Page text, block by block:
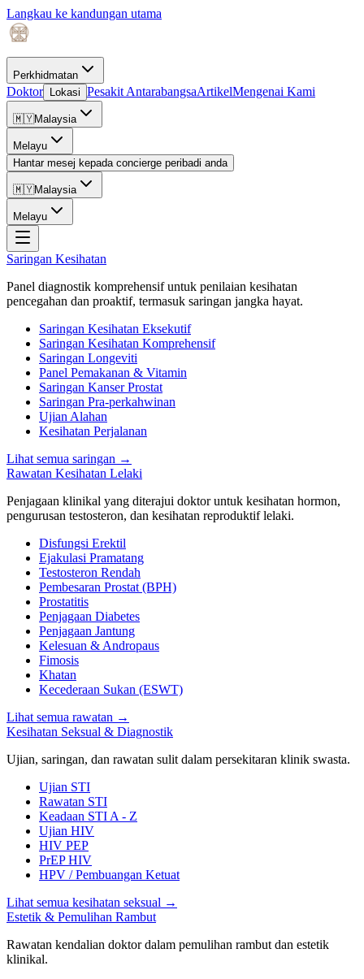
Langkau ke kandungan utama
Perkhidmatan
Doktor Lokasi Pesakit AntarabangsaArtikelMengenai Kami
🇲🇾Malaysia
Melayu
Hantar mesej kepada concierge peribadi anda
🇲🇾Malaysia
Melayu
Saringan Kesihatan
Panel diagnostik komprehensif untuk penilaian kesihatan
pencegahan dan proaktif, termasuk saringan jangka hayat.
Saringan Kesihatan Eksekutif
Saringan Kesihatan Komprehensif
Saringan Longeviti
Panel Pemakanan & Vitamin
Saringan Kanser Prostat
Saringan Pra-perkahwinan
Ujian Alahan
Kesihatan Perjalanan
Lihat semua saringan →
Rawatan Kesihatan Lelaki
Penjagaan klinikal yang diterajui doktor untuk kesihatan hormon,
pengurusan testosteron, dan kesihatan reproduktif lelaki.
Disfungsi Erektil
Ejakulasi Pramatang
Testosteron Rendah
Pembesaran Prostat (BPH)
Prostatitis
Penjagaan Diabetes
Penjagaan Jantung
Kelesuan & Andropaus
Fimosis
Khatan
Kecederaan Sukan (ESWT)
Lihat semua rawatan →
Kesihatan Seksual & Diagnostik
Ujian, saringan, dan rawatan sulit dalam persekitaran klinik swasta.
Ujian STI
Rawatan STI
Keadaan STI A - Z
Ujian HIV
HIV PEP
PrEP HIV
HPV / Pembuangan Ketuat
Lihat semua kesihatan seksual →
Estetik & Pemulihan Rambut
Rawatan kendalian doktor dalam pemulihan rambut dan estetik
klinikal.